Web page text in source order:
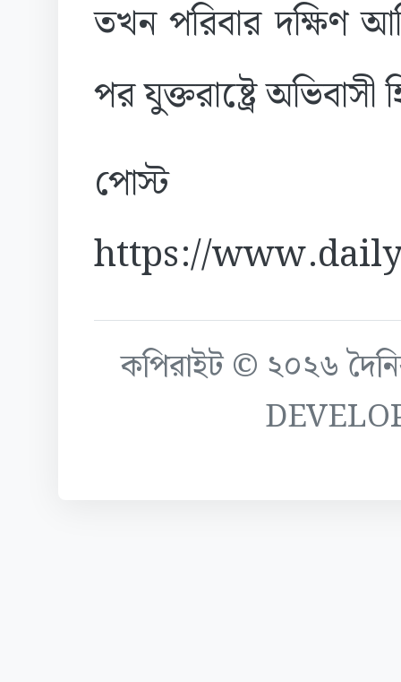
তখন পরিবার দক্ষিণ
পর যুক্তরাষ্ট্রে
https://
কপিরাইট © ২০২৬